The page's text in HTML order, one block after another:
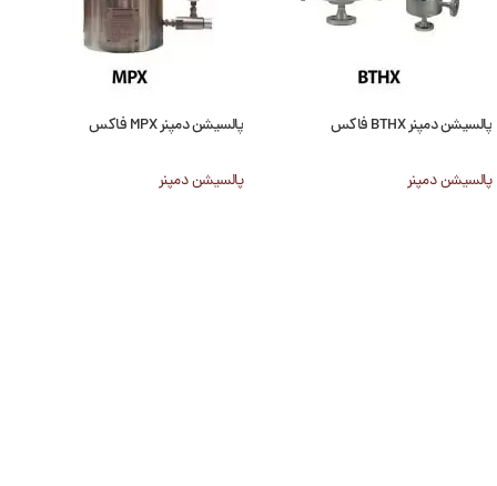
پالسیشن دمپنر BTHX فاکس
پالسیشن دمپنر
پالسیشن دمپنر MPX فاکس
پالسیشن دمپنر